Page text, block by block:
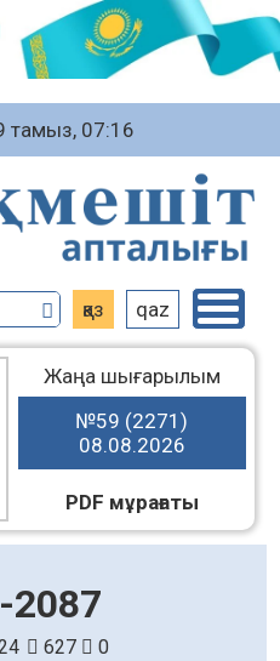
тамыз, 07:16
қаз qaz
Жаңа шығарылым
№59 (2271)
08.08.2026
PDF мұрағаты
627 0